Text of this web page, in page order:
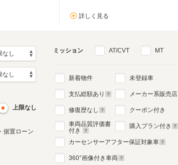
詳しく見る
ル
2002年2月～2007年11月
上限なし
据置ローン
ミッション AT/CVT MT
新着物件
支払総額あり
修復歴なし
車両品質評価書
付き
未登録車
メーカー系販売店
クーポン付き
購入プラン付き
カーセンサーアフター保証対象車
360°画像付き車両